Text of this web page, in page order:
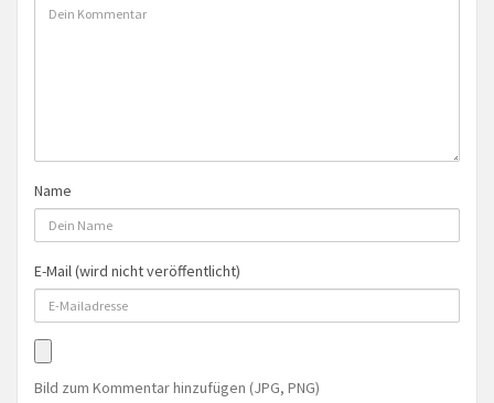
Name
E-Mail (wird nicht veröffentlicht)
Bild zum Kommentar hinzufügen (JPG, PNG)